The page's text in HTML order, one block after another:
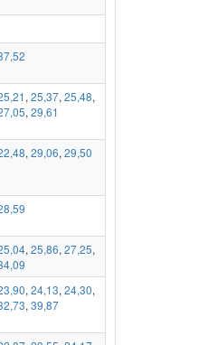
, 25,37, 25,48,
, 29,61
, 29,06, 29,50
, 25,86, 27,25,
, 24,13, 24,30,
, 39,87